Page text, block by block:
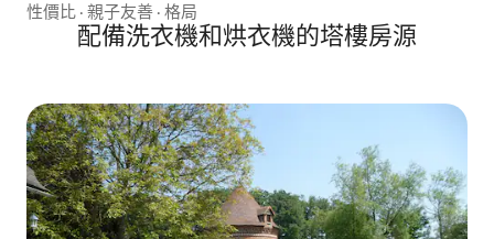
性價比 · 親子友善 · 格局
配備洗衣機和烘衣機的塔樓房源